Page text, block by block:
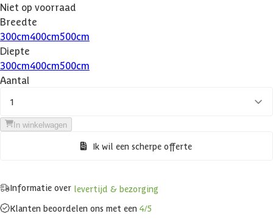
Niet op voorraad
Breedte
300cm400cm500cm
Diepte
300cm400cm500cm
Aantal
1
In winkelwagen
Ik wil een scherpe offerte
Informatie over levertijd & bezorging
Klanten beoordelen ons met een 4/5